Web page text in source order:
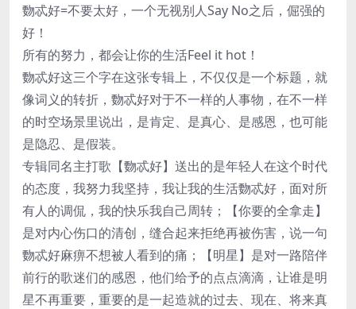
覅忒好=不要太好，一个无视别人Say No之后，倔强的
好！
所有的努力，都会让你的生活Feel it hot！
覅忒好这三个字在这张专辑上，不仅仅是一个标题，就
像词义的转折，覅忒好对于不一样的人事物，在不一样
的时空场景里说出，是肯定、是真心、是感恩，也可能
是隐忍、是假装。
专辑同名主打歌【覅忒好】送出的是年轻人在这个时代
的态度，我努力我坚持，我让我的生活覅忒好，面对所
有人的调侃，我的快乐我自己周转；【你要的全拿走】
是对内心伤口的清创，缝合起来拒绝再被伤害，说一句
覅忒好麻痹不想被人看到的痛；【明星】是对一路陪伴
前行的歌迷们的感恩，他们给予的点点滴滴，让谁是明
星不再重要，重要的是一起造就的过去、现在、将来真